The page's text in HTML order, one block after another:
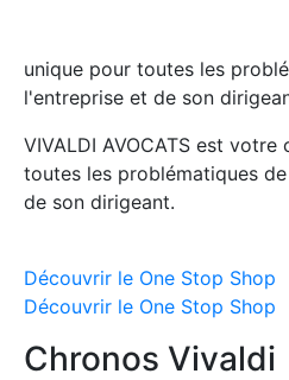
unique pour toutes les
l'entreprise et de son
VIVALDI AVOCATS est
toutes les problématiques
de son dirigeant.
Découvrir le One Stop Shop
Découvrir le One Stop Shop
Chronos Vivaldi